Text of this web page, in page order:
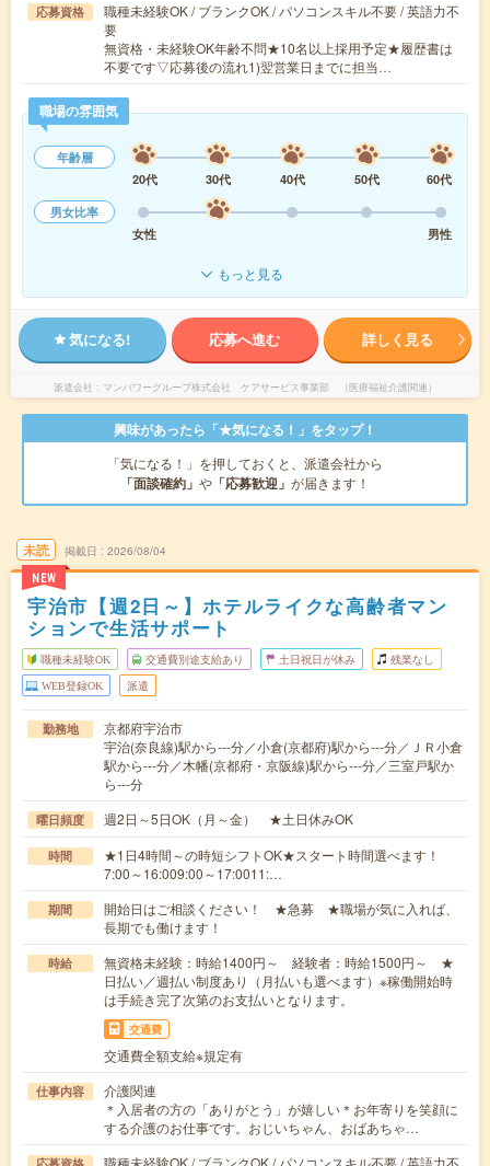
応募資格
職種未経験OK / ブランクOK / パソコンスキル不要 / 英語力不
要
無資格・未経験OK年齢不問★10名以上採用予定★履歴書は
不要です▽応募後の流れ1)翌営業日までに担当…
職場の雰囲気
年齢層
20代
30代 40代 50代
60代
男女比率
女性
男性
もっと見る
気になる! 応募へ進む 詳しく見る
派遣会社 マンパワーグループ株式会社 ケアサービス事業部 （医療福祉介護関連）
興味があったら「★気になる！」をタップ！
「気になる！」を押しておくと、派遣会社から
「面談確約」 や 「応募歓迎」 が届きます！
未読
NEW
掲載日 2026/08/04
宇治市【週2日～】ホテルライクな高齢者マン
ションで生活サポート
職種未経験OK 交通費別途支給あり 土日祝日が休み 残業なし
WEB登録OK 派遣
勤務地
京都府宇治市
宇治(奈良線)駅から---分／小倉(京都府)駅から---分／ＪＲ小倉
駅から---分／木幡(京都府・京阪線)駅から---分／三室戸駅か
ら---分
曜日頻度 週2日～5日OK（月～金） ★土日休みOK
時間
★1日4時間～の時短シフトOK★スタート時間選べます！
7:00～16:009:00～17:0011:…
期間
開始日はご相談ください！ ★急募 ★職場が気に入れば、
長期でも働けます！
時給
無資格未経験：時給1400円～ 経験者：時給1500円～ ★
日払い／週払い制度あり（月払いも選べます）※稼働開始時
は手続き完了次第のお支払いとなります。
交通費
交通費全額支給※規定有
仕事内容
介護関連
＊入居者の方の「ありがとう」が嬉しい＊お年寄りを笑顔に
する介護のお仕事です。おじいちゃん、おばあちゃ…
職種未経験OK / ブランクOK / パソコンスキル不要 / 英語力不